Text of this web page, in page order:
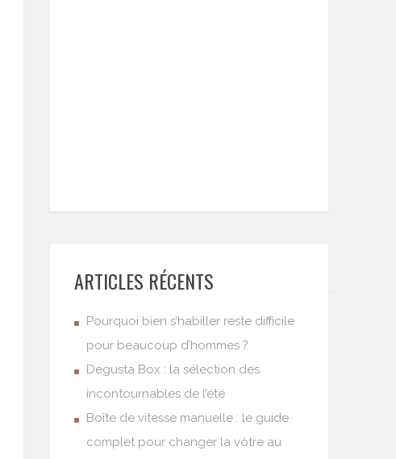
ARTICLES RÉCENTS
Pourquoi bien s’habiller reste difficile
pour beaucoup d’hommes ?
Degusta Box : la sélection des
incontournables de l’été
Boîte de vitesse manuelle : le guide
complet pour changer la vôtre au